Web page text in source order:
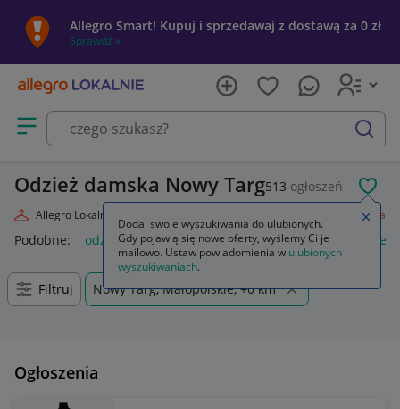
Allegro Smart! Kupuj i sprzedawaj z dostawą za 0 zł
Sprawdź »
Otwórz menu z kategoriami
szukaj
Odzież damska Nowy Targ513 ogłoszeń
Allegro Lokalnie Odzież damska
Podobne: odzież damska odzież medyczna damska
Filtruj Nowy Targ, Małopolskie, +0 km
Ogłoszenia
Dodaj swoje wyszukiwania do ulubionych.
Gdy pojawią się nowe oferty, wyślemy Ci je
mailowo. Ustaw powiadomienia w ulubionych
wyszukiwaniach.